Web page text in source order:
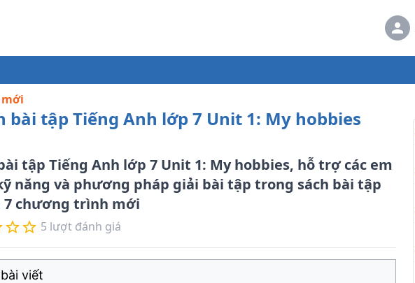
mới
bài tập Tiếng Anh lớp 7 Unit 1: My hobbies
tập Tiếng Anh lớp 7 Unit 1: My hobbies, hỗ trợ các em
năng và phương pháp giải bài tập trong sách bài tập
7 chương trình mới
5 lượt đánh giá
viết